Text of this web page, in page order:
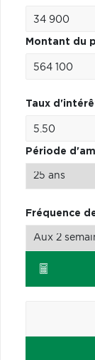
Montant du
Taux
Période
Fréquence